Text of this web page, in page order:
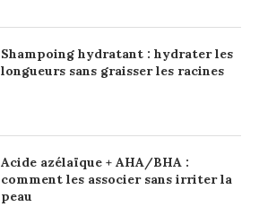
Shampoing hydratant : hydrater les
longueurs sans graisser les racines
Acide azélaïque + AHA/BHA :
comment les associer sans irriter la
peau